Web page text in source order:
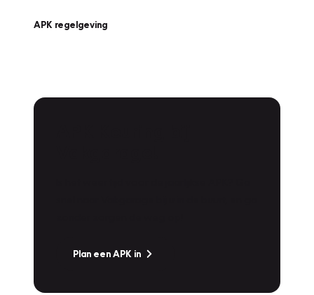
APK regelgeving
Plan een APK in